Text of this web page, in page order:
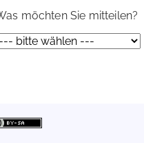
möchten Sie mitteilen?